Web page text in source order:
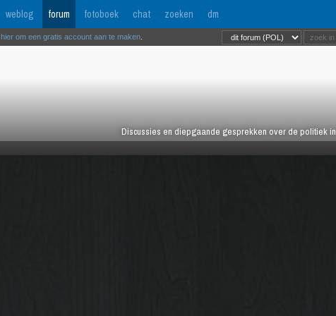
weblog forum fotoboek chat zoeken dm
Discussies en diepgaande gesprekken over de politiek
hier om een gratis account aan te maken